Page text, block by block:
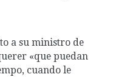
a su ministro de
«que puedan
cuando le